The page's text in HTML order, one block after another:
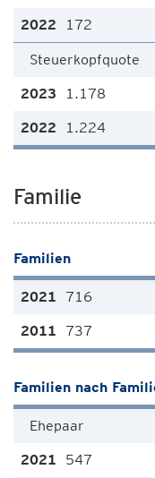
172
Steuerkopfquote
1.178
1.224
Familie
Familien
716
737
Familien nach
Ehepaar
547